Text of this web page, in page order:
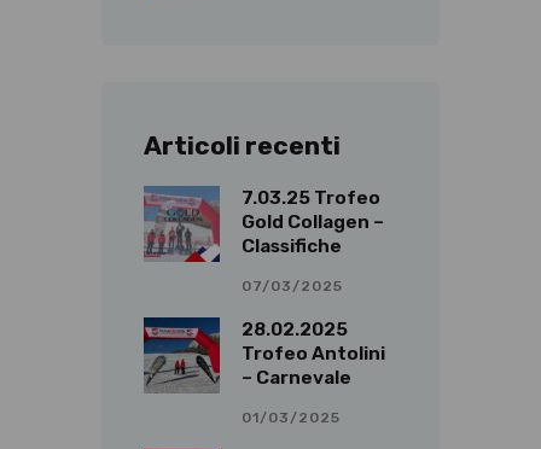
Articoli recenti
7.03.25 Trofeo
Gold Collagen –
Classifiche
07/03/2025
28.02.2025
Trofeo Antolini
– Carnevale
01/03/2025